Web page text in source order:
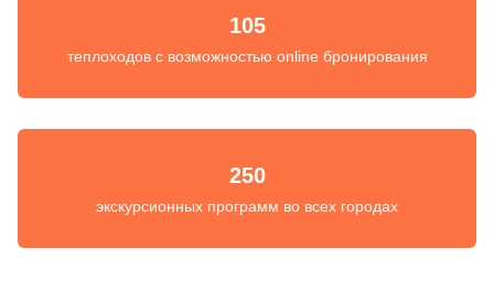
105
теплоходов с возможностью online бронирования
250
экскурсионных программ во всех городах